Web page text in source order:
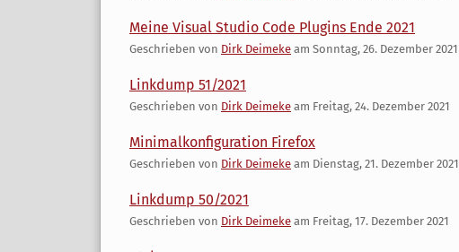
Meine Visual Studio Code Plugins Ende 2021
Geschrieben von Dirk Deimeke am Sonntag, 26. Dezember 2021
Linkdump 51/2021
Geschrieben von Dirk Deimeke am Freitag, 24. Dezember 2021
Minimalkonfiguration Firefox
Geschrieben von Dirk Deimeke am Dienstag, 21. Dezember 2021
Linkdump 50/2021
Geschrieben von Dirk Deimeke am Freitag, 17. Dezember 2021